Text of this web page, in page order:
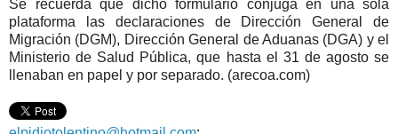
Se recuerda que dicho formulario conjuga en una sola
plataforma las declaraciones de Dirección General de
Migración (DGM), Dirección General de Aduanas (DGA) y el
Ministerio de Salud Pública, que hasta el 31 de agosto se
llenaban en papel y por separado. (arecoa.com)